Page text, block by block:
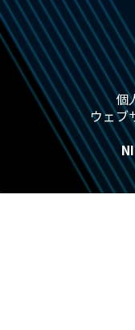
個
ウェブ